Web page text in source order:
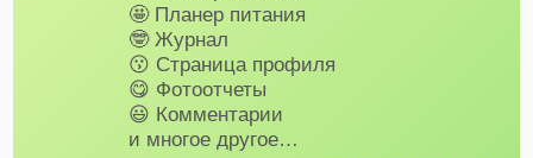
🤩 Планер питания
🤓 Журнал
😗 Страница профиля
😋 Фотоотчеты
😃 Комментарии
и многое другое…